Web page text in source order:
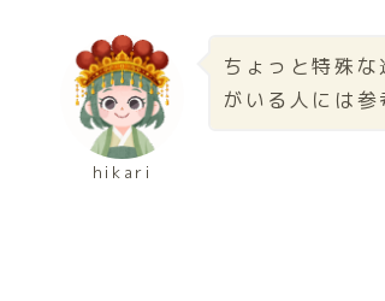
hikari
ちょっと特殊
がいる人には